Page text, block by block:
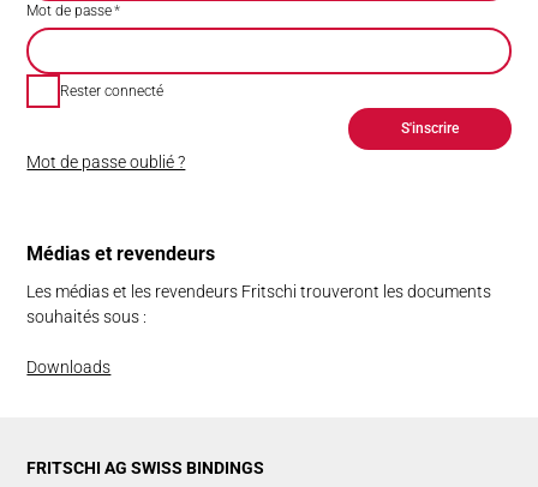
Mot de passe*
Rester connecté
S'inscrire
Mot de passe oublié ?
Mé­­di­as et re­ven­deurs
Les médias et les revendeurs Fritschi trouveront les documents
souhaités sous :
Downloads
FRITSCHI AG SWISS BINDINGS